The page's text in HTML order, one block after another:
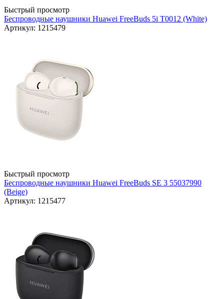
Быстрый просмотр
Беспроводные наушники Huawei FreeBuds 5i T0012 (White)
Артикул: 1215479
Быстрый просмотр
Беспроводные наушники Huawei FreeBuds SE 3 55037990
(Beige)
Артикул: 1215477